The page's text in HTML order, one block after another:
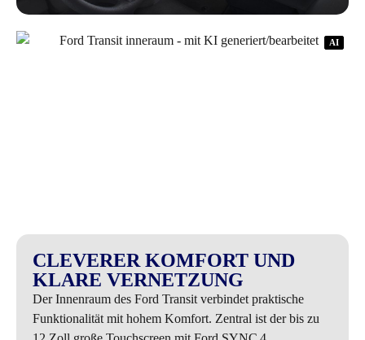
AI
AI
CLEVERER KOMFORT UND
KLARE VERNETZUNG
Der Innenraum des Ford Transit verbindet praktische
Funktionalität mit hohem Komfort. Zentral ist der bis zu